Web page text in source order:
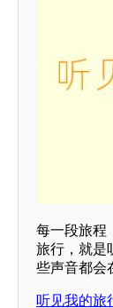
每一段旅程
旅行，就是
些声音都会
听见我的旅